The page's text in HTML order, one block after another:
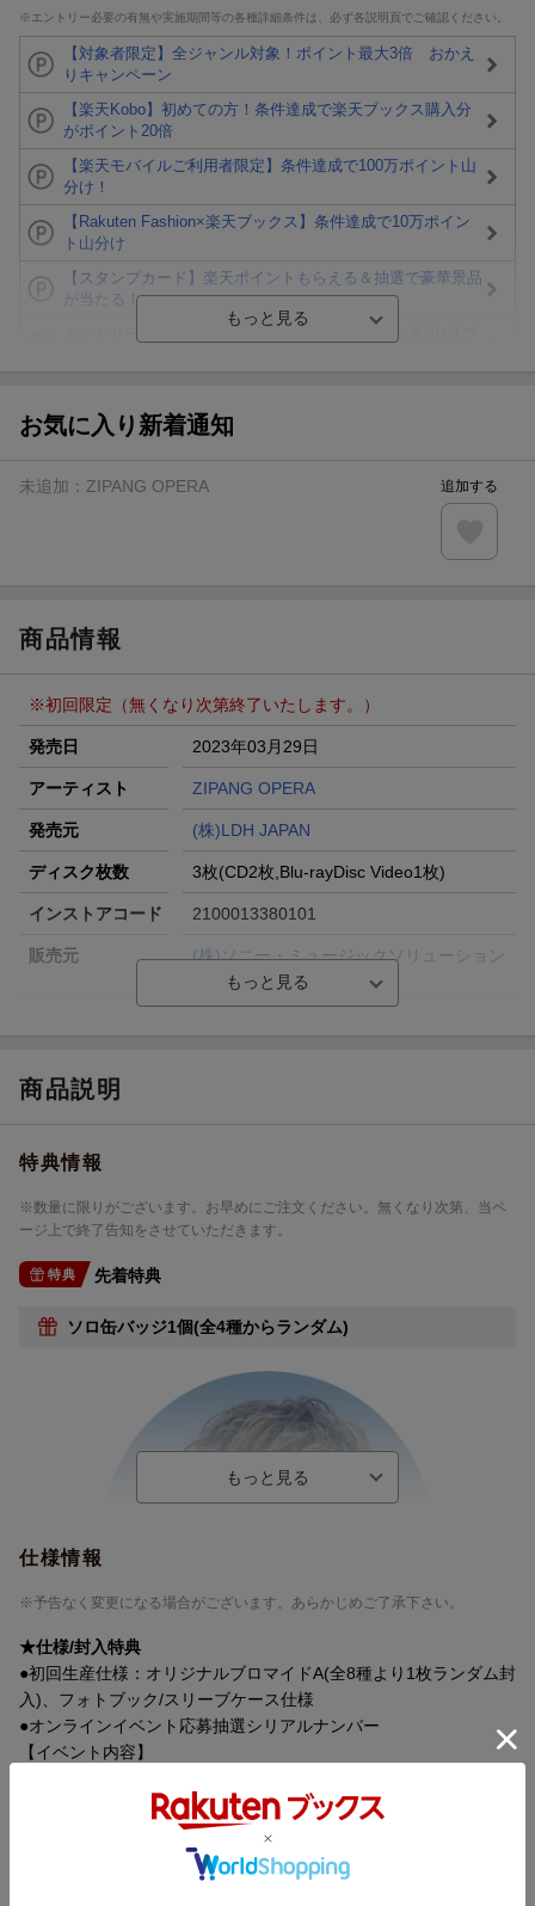
※エントリー必要の有無や実施期間等の各種詳細条件は、必ず各説明頁でご確認ください。
【対象者限定】全ジャンル対象！ポイント最大3倍 おかえ
りキャンペーン
【楽天Kobo】初めての方！条件達成で楽天ブックス購入分
がポイント20倍
【楽天モバイルご利用者限定】条件達成で100万ポイント山
分け！
【Rakuten Fashion×楽天ブックス】条件達成で10万ポイン
ト山分け
【スタンプカード】楽天ポイントもらえる＆抽選で豪華景品
が当たる！
進呈
エントリー＆条件達成で『鬼滅の刃』オリジナルきんちゃく
【楽天24】日用品の楽天24と楽天ブックス買いまわりでク
お気に入り新着通知
未追加： ZIPANG OPERA 追加する
商品情報
※初回限定（無くなり次第終了いたします。）
発売日 2023年03月29日
アーティスト ZIPANG OPERA
発売元 (株)LDH JAPAN
ディスク枚数 3枚(CD2枚,Blu-rayDisc Video1枚)
インストアコード 2100013380101
販売元
(株)ソニー・ミュージックソリューション
品番
商品説明
特典情報
※数量に限りがございます。お早めにご注文ください。無くなり次第、当ペ
ージ上で終了告知をさせていただきます。
特典 先着特典
ソロ缶バッジ1個(全4種からランダム)
仕様情報
※予告なく変更になる場合がございます。あらかじめご了承下さい。
★仕様/封入特典
●初回生産仕様：オリジナルブロマイドA(全8種より1枚ランダム封
入)、フォトブック/スリーブケース仕様
●オンラインイベント応募抽選シリアルナンバー
【イベント内容】
参加メンバー：佐藤流司，福澤 侑，心之介，spi